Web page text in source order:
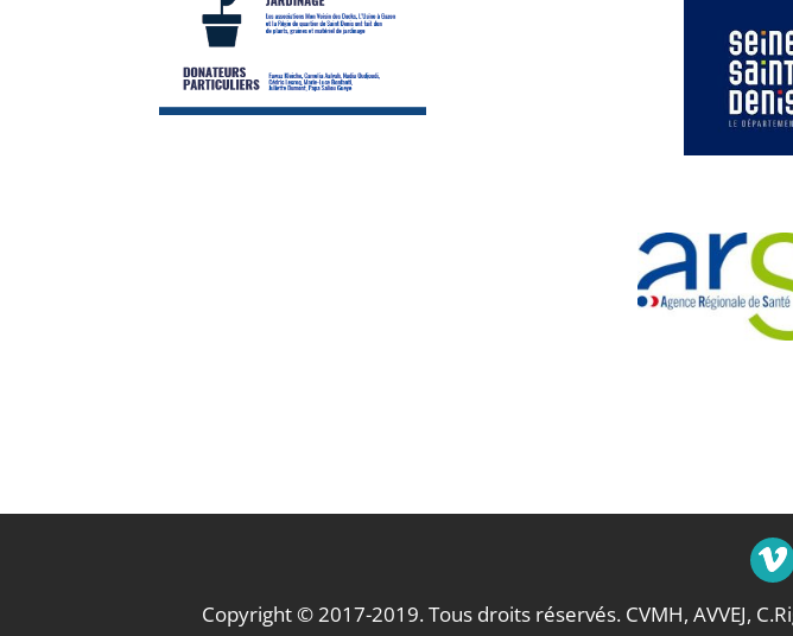
Copyright © 2017-2019. Tous droits réservés. CVMH, AVVEJ,